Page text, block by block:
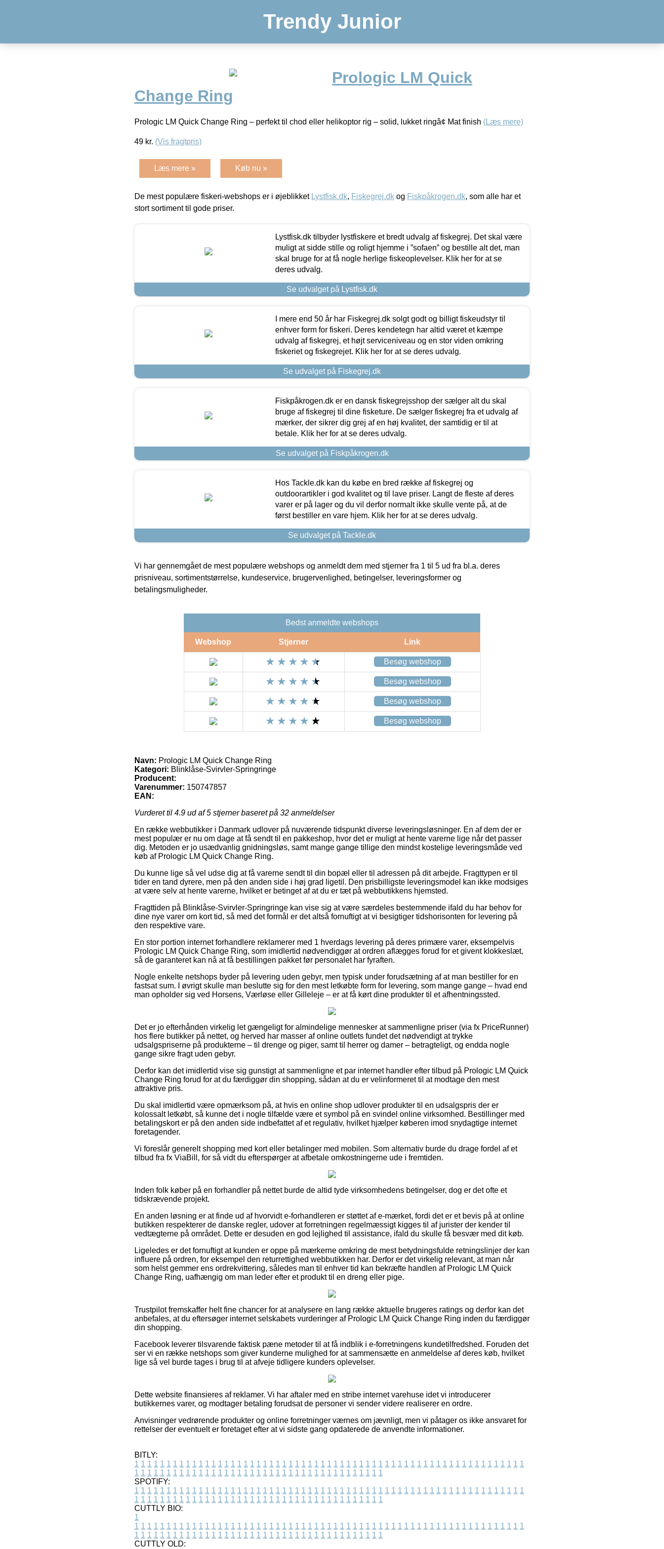
Trendy Junior
Prologic LM Quick
Change Ring
Prologic LM Quick Change Ring – perfekt til chod eller helikoptor rig – solid, lukket ringâ¢ Mat finish (Læs mere)
49 kr. (Vis fragtpris)
Læs mere » Køb nu »
De mest populære fiskeri-webshops er i øjeblikket Lystfisk.dk, Fiskegrej.dk og Fiskpåkrogen.dk, som alle har et
stort sortiment til gode priser.
Lystfisk.dk tilbyder lystfiskere et bredt udvalg af fiskegrej. Det skal være
muligt at sidde stille og roligt hjemme i ”sofaen” og bestille alt det, man
skal bruge for at få nogle herlige fiskeoplevelser. Klik her for at se
deres udvalg.
Se udvalget på Lystfisk.dk
I mere end 50 år har Fiskegrej.dk solgt godt og billigt fiskeudstyr til
enhver form for fiskeri. Deres kendetegn har altid været et kæmpe
udvalg af fiskegrej, et højt serviceniveau og en stor viden omkring
fiskeriet og fiskegrejet. Klik her for at se deres udvalg.
Se udvalget på Fiskegrej.dk
Fiskpåkrogen.dk er en dansk fiskegrejsshop der sælger alt du skal
bruge af fiskegrej til dine fisketure. De sælger fiskegrej fra et udvalg af
mærker, der sikrer dig grej af en høj kvalitet, der samtidig er til at
betale. Klik her for at se deres udvalg.
Se udvalget på Fiskpåkrogen.dk
Hos Tackle.dk kan du købe en bred række af fiskegrej og
outdoorartikler i god kvalitet og til lave priser. Langt de fleste af deres
varer er på lager og du vil derfor normalt ikke skulle vente på, at de
først bestiller en vare hjem. Klik her for at se deres udvalg.
Se udvalget på Tackle.dk
Vi har gennemgået de mest populære webshops og anmeldt dem med stjerner fra 1 til 5 ud fra bl.a. deres
prisniveau, sortimentstørrelse, kundeservice, brugervenlighed, betingelser, leveringsformer og
betalingsmuligheder.
Bedst anmeldte webshops
Webshop Stjerner Link
Besøg webshop
Besøg webshop
Besøg webshop
Besøg webshop
Navn: Prologic LM Quick Change Ring
Kategori: Blinklåse-Svirvler-Springringe
Producent:
Varenummer: 150747857
EAN:
Vurderet til 4.9 ud af 5 stjerner baseret på 32 anmeldelser
En række webbutikker i Danmark udlover på nuværende tidspunkt diverse leveringsløsninger. En af dem der er
mest populær er nu om dage at få sendt til en pakkeshop, hvor det er muligt at hente varerne lige når det passer
dig. Metoden er jo usædvanlig gnidningsløs, samt mange gange tillige den mindst kostelige leveringsmåde ved
køb af Prologic LM Quick Change Ring.
Du kunne lige så vel udse dig at få varerne sendt til din bopæl eller til adressen på dit arbejde. Fragttypen er til
tider en tand dyrere, men på den anden side i høj grad ligetil. Den prisbilligste leveringsmodel kan ikke modsiges
at være selv at hente varerne, hvilket er betinget af at du er tæt på webbutikkens hjemsted.
Fragttiden på Blinklåse-Svirvler-Springringe kan vise sig at være særdeles bestemmende ifald du har behov for
dine nye varer om kort tid, så med det formål er det altså fornuftigt at vi besigtiger tidshorisonten for levering på
den respektive vare.
En stor portion internet forhandlere reklamerer med 1 hverdags levering på deres primære varer, eksempelvis
Prologic LM Quick Change Ring, som imidlertid nødvendiggør at ordren aflægges forud for et givent klokkeslæt,
så de garanteret kan nå at få bestillingen pakket før personalet har fyraften.
Nogle enkelte netshops byder på levering uden gebyr, men typisk under forudsætning af at man bestiller for en
fastsat sum. I øvrigt skulle man beslutte sig for den mest letkøbte form for levering, som mange gange – hvad end
man opholder sig ved Horsens, Værløse eller Gilleleje – er at få kørt dine produkter til et afhentningssted.
Det er jo efterhånden virkelig let gængeligt for almindelige mennesker at sammenligne priser (via fx PriceRunner)
hos flere butikker på nettet, og herved har masser af online outlets fundet det nødvendigt at trykke
udsalgspriserne på produkterne – til drenge og piger, samt til herrer og damer – betragteligt, og endda nogle
gange sikre fragt uden gebyr.
Derfor kan det imidlertid vise sig gunstigt at sammenligne et par internet handler efter tilbud på Prologic LM Quick
Change Ring forud for at du færdiggør din shopping, sådan at du er velinformeret til at modtage den mest
attraktive pris.
Du skal imidlertid være opmærksom på, at hvis en online shop udlover produkter til en udsalgspris der er
kolossalt letkøbt, så kunne det i nogle tilfælde være et symbol på en svindel online virksomhed. Bestillinger med
betalingskort er på den anden side indbefattet af et regulativ, hvilket hjælper køberen imod snydagtige internet
foretagender.
Vi foreslår generelt shopping med kort eller betalinger med mobilen. Som alternativ burde du drage fordel af et
tilbud fra fx ViaBill, for så vidt du efterspørger at afbetale omkostningerne ude i fremtiden.
Inden folk køber på en forhandler på nettet burde de altid tyde virksomhedens betingelser, dog er det ofte et
tidskrævende projekt.
En anden løsning er at finde ud af hvorvidt e-forhandleren er støttet af e-mærket, fordi det er et bevis på at online
butikken respekterer de danske regler, udover at forretningen regelmæssigt kigges til af jurister der kender til
vedtægterne på området. Dette er desuden en god lejlighed til assistance, ifald du skulle få besvær med dit køb.
Ligeledes er det fornuftigt at kunden er oppe på mærkerne omkring de mest betydningsfulde retningslinjer der kan
influere på ordren, for eksempel den returrettighed webbutikken har. Derfor er det virkelig relevant, at man når
som helst gemmer ens ordrekvittering, således man til enhver tid kan bekræfte handlen af Prologic LM Quick
Change Ring, uafhængig om man leder efter et produkt til en dreng eller pige.
Trustpilot fremskaffer helt fine chancer for at analysere en lang række aktuelle brugeres ratings og derfor kan det
anbefales, at du eftersøger internet selskabets vurderinger af Prologic LM Quick Change Ring inden du færdiggør
din shopping.
Facebook leverer tilsvarende faktisk pæne metoder til at få indblik i e-forretningens kundetilfredshed. Foruden det
ser vi en række netshops som giver kunderne mulighed for at sammensætte en anmeldelse af deres køb, hvilket
lige så vel burde tages i brug til at afveje tidligere kunders oplevelser.
Dette website finansieres af reklamer. Vi har aftaler med en stribe internet varehuse idet vi introducerer
butikkernes varer, og modtager betaling forudsat de personer vi sender videre realiserer en ordre.
Anvisninger vedrørende produkter og online forretninger værnes om jævnligt, men vi påtager os ikke ansvaret for
rettelser der eventuelt er foretaget efter at vi sidste gang opdaterede de anvendte informationer.
BITLY:
1 1 1 1 1 1 1 1 1 1 1 1 1 1 1 1 1 1 1 1 1 1 1 1 1 1 1 1 1 1 1 1 1 1 1 1 1 1 1 1 1 1 1 1 1 1 1 1 1 1 1 1 1 1 1 1 1 1 1 1 1
1 1 1 1 1 1 1 1 1 1 1 1 1 1 1 1 1 1 1 1 1 1 1 1 1 1 1 1 1 1 1 1 1 1 1 1 1 1 1
SPOTIFY:
1 1 1 1 1 1 1 1 1 1 1 1 1 1 1 1 1 1 1 1 1 1 1 1 1 1 1 1 1 1 1 1 1 1 1 1 1 1 1 1 1 1 1 1 1 1 1 1 1 1 1 1 1 1 1 1 1 1 1 1 1
1 1 1 1 1 1 1 1 1 1 1 1 1 1 1 1 1 1 1 1 1 1 1 1 1 1 1 1 1 1 1 1 1 1 1 1 1 1 1
CUTTLY BIO:
1
1 1 1 1 1 1 1 1 1 1 1 1 1 1 1 1 1 1 1 1 1 1 1 1 1 1 1 1 1 1 1 1 1 1 1 1 1 1 1 1 1 1 1 1 1 1 1 1 1 1 1 1 1 1 1 1 1 1 1 1 1
1 1 1 1 1 1 1 1 1 1 1 1 1 1 1 1 1 1 1 1 1 1 1 1 1 1 1 1 1 1 1 1 1 1 1 1 1 1 1
CUTTLY OLD: